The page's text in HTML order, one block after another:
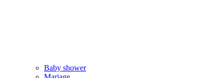
Baby shower